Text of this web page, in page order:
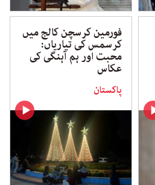
‎فورمین کرسچن کالج میں
کرسمس کی تیاریاں:
محبت اور ہم آہنگی کی
عکاس
پاکستان